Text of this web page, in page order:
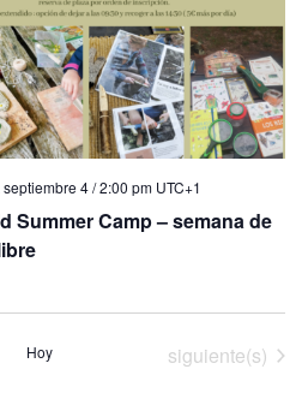
Summer Camp – semana de
septiembre 4 / 2:00 pm UTC+1
Hoy Eventos
siguiente(s)